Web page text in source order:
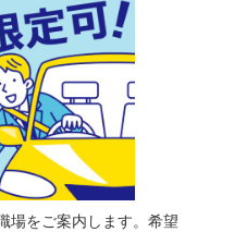
場をご案内します。希望